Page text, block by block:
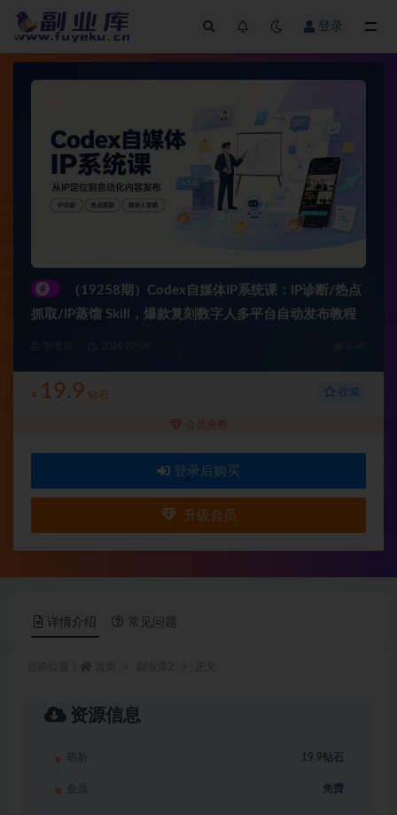
登录
#
（19258期）Codex自媒体IP系统课：IP诊断/热点
抓取/IP蒸馏 Skill，爆款复刻数字人多平台自动发布教程
¥ 19.9 钻石 收藏
会员免费
登录后购买
升级会员
详情介绍 常见问题
资源信息
萌新 19.9钻石
会员 免费